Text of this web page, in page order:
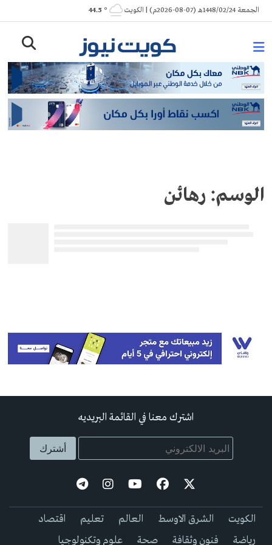
Skip
to
الجمعة 1448/02/24هـ (07-08-2026م) | الكويت ° 44.5
الوسم: رهائن
اشترك معنا في القائمة البريديه
الكويت الشرق الاوسط العالم تعليم
اقتصاد
رياضة
فنون وثقافة صحة علوم وتكنولوجيا